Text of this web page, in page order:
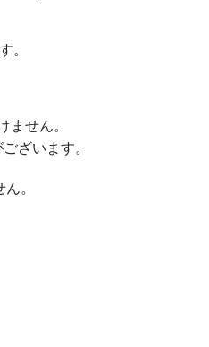
。
せん。
ざいます。
。